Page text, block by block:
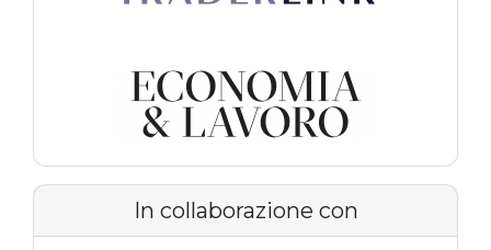
In collaborazione con